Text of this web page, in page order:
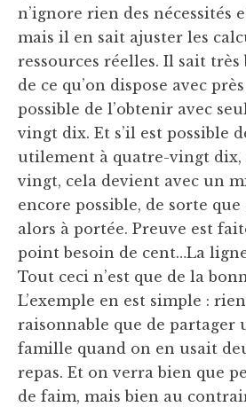
n’ignore rien des nécessités
mais il en sait ajuster les
ressources réelles. Il sait
de ce qu’on dispose avec
possible de l’obtenir avec
vingt dix. Et s’il est possible
utilement à quatre-vingt dix,
vingt, cela devient avec un
encore possible, de sorte
alors à portée. Preuve est
point besoin de cent…La
Tout ceci n’est que de la
L’exemple en est simple :
raisonnable que de partager
famille quand on en usait
repas. Et on verra bien que
de faim, mais bien au